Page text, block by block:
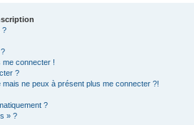
?
me connecter !
?
mais ne peux à présent plus me connecter ?!
?
» ?